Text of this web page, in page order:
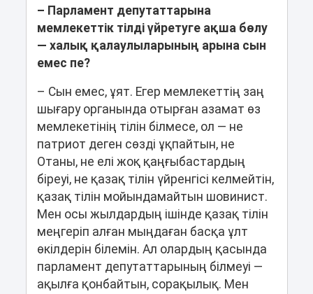
– Парламент депутаттарына
мемлекеттік тілді үйретуге ақша бөлу
― халық қалаулыларының арына сын
емес пе?
– Сын емес, ұят. Егер мемлекеттің заң
шығару органында отырған азамат өз
мемлекетінің тілін білмесе, ол ― не
патриот деген сөзді ұқпайтын, не
Отаны, не елі жоқ қаңғыбастардың
біреуі, не қазақ тілін үйренгісі келмейтін,
қазақ тілін мойындамайтын шовинист.
Мен осы жылдардың ішінде қазақ тілін
меңгеріп алған мыңдаған басқа ұлт
өкілдерін білемін. Ал олардың қасында
парламент депутаттарының білмеуі ―
ақылға қонбайтын, сорақылық. Мен